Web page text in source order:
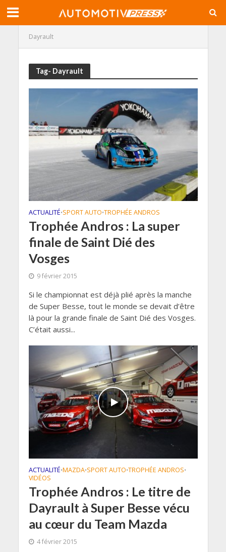
Dayrault
Tag- Dayrault
ACTUALITÉ•SPORT AUTO•TROPHÉE ANDROS
Trophée Andros : La super
finale de Saint Dié des
Vosges
9 février 2015
Si le championnat est déjà plié après la manche
de Super Besse, tout le monde se devait d’être
là pour la grande finale de Saint Dié des Vosges.
C’était aussi...
ACTUALITÉ•MAZDA•SPORT AUTO•TROPHÉE ANDROS•
VIDÉOS
Trophée Andros : Le titre de
Dayrault à Super Besse vécu
au cœur du Team Mazda
4 février 2015